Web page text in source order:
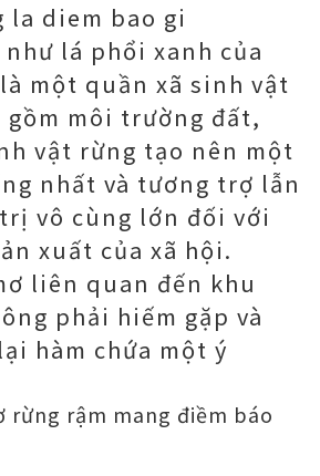
la diem bao gi
như lá phổi xanh của
một quần xã sinh vật
gồm môi trường đất,
vật rừng tạo nên một
nhất và tương trợ lẫn
vô cùng lớn đối với
xuất của xã hội.
liên quan đến khu
phải hiếm gặp và
hàm chứa một ý
rừng rậm mang điềm báo